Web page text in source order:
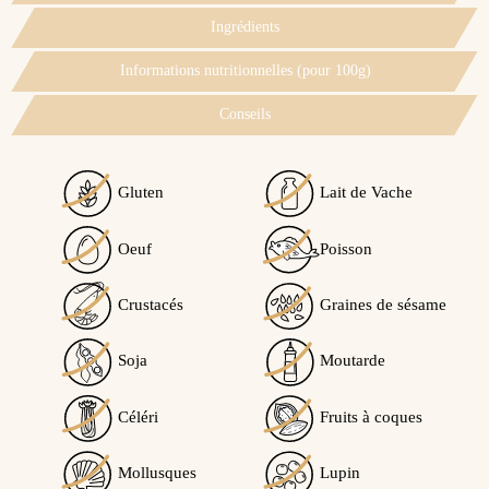
Ingrédients
Informations nutritionnelles (pour 100g)
Conseils
Voir l'attestation de confiance
Avis soumis à un contrôle
4.8/5
avis client(s)
Trier l'affichage des avis :
Gluten Lait de Vache
Oeuf Poisson
Crustacés Graines de sésame
Soja Moutarde
Céléri Fruits à coques
Mollusques Lupin